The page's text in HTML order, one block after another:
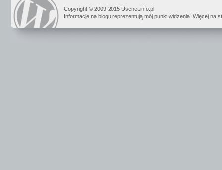
Copyright © 2009-2015 Usenet.info.pl
Informacje na blogu reprezentują mój punkt widzenia. Więcej na